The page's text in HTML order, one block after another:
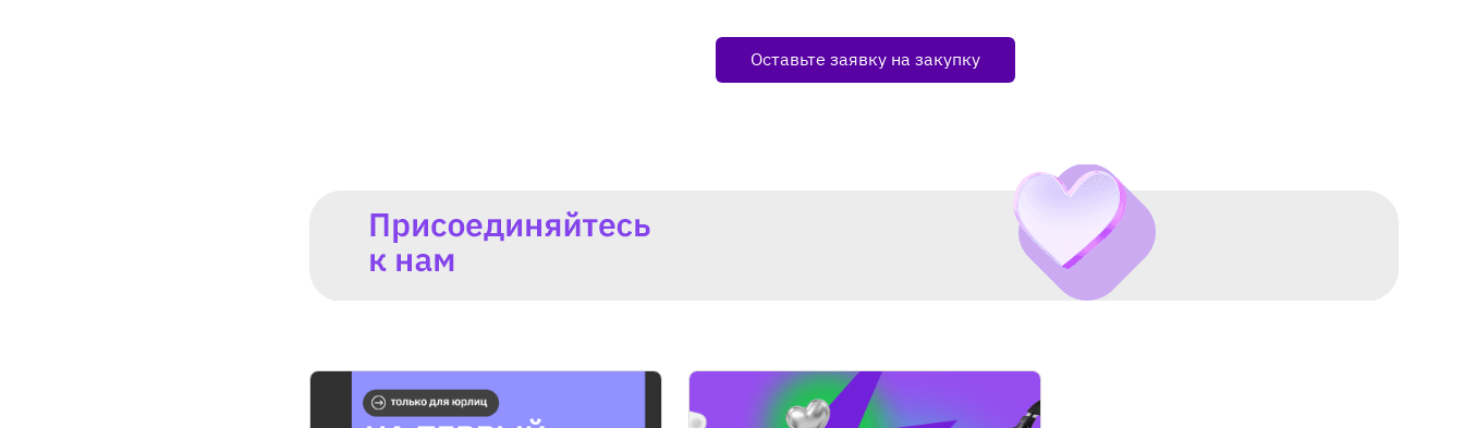
Оставьте заявку на закупку